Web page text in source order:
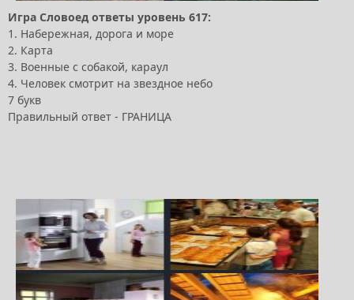
Игра Словоед ответы уровень 617:
1. Набережная, дорога и море
2. Карта
3. Военные с собакой, караул
4. Человек смотрит на звездное небо
7 букв
Правильный ответ - ГРАНИЦА